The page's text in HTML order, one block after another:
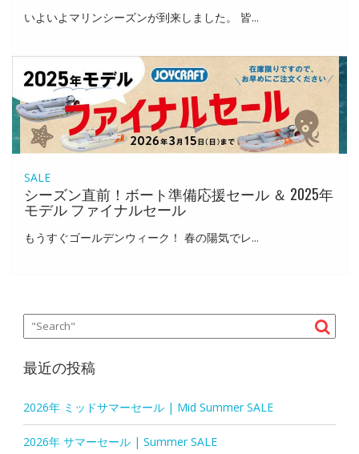
いよいよマリンシーズンが到来しました。 皆...
SALE
シーズン直前！ボート準備応援セール ＆ 2025年
モデル ファイナルセール
もうすぐゴールデンウィーク！ 春の陽気でレ...
最近の投稿
2026年 ミッドサマーセール | Mid Summer SALE
2026年 サマーセール | Summer SALE